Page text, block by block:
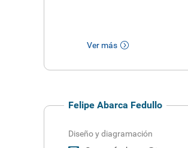
Ver más
Felipe Abarca Fedullo
Diseño y diagramación